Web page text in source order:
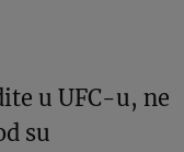
u UFC-u, ne
su